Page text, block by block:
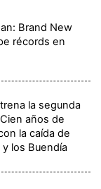
Brand New
récords en
la segunda
años de
la caída de
los Buendía